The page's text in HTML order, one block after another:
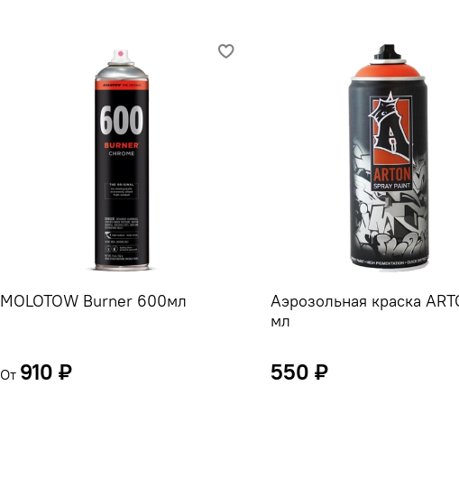
MOLOTOW Burner 600мл
От 910 ₽
Аэрозольная краска
мл
550 ₽